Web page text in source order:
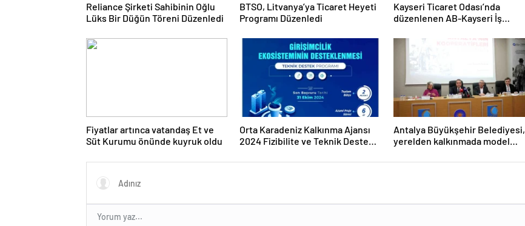
Reliance Şirketi Sahibinin Oğlu
Lüks Bir Düğün Töreni Düzenledi
BTSO, Litvanya’ya Ticaret Heyeti
Programı Düzenledi
Kayseri Ticaret Odası’nda
düzenlenen AB-Kayseri İş
dijitalleşme vurgusu yapıldı
Fiyatlar artınca vatandaş Et ve
Süt Kurumu önünde kuyruk oldu
Orta Karadeniz Kalkınma Ajansı
2024 Fizibilite ve Teknik Destek
Antalya Büyükşehir Belediyesi,
yerelden kalkınmada model